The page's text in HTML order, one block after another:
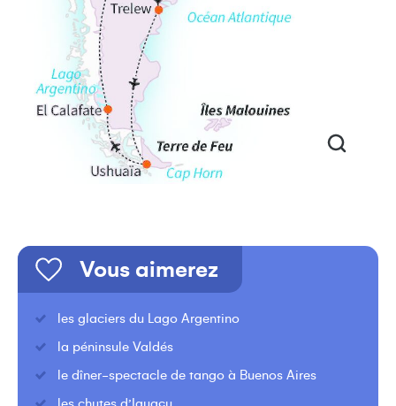
Vous aimerez
les glaciers du Lago Argentino
la péninsule Valdés
le dîner-spectacle de tango à Buenos Aires